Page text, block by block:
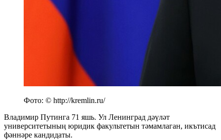
Фото: © http://kremlin.ru/
Владимир Путинга 71 яшь. Ул Ленинград дәүләт
университетының юридик факультетын тәмамлаган, икътисад
фәннәре кандидаты.